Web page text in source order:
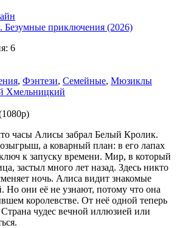
Безумные приключения (2026)
6
, Фэнтези, Семейные, Мюзиклы
Хмельницкий
часы Алисы забрал Белый Кролик.
а коварный план: в его лапах
к запуску времени. Мир, в который
застыл много лет назад. Здесь никто
ночь. Алиса видит знакомые
Но они её не узнают, потому что она
королевстве. От неё одной теперь
Страна чудес вечной иллюзией или